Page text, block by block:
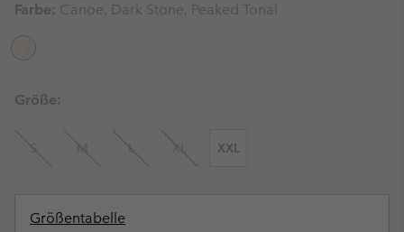
Farbe: Canoe, Dark Stone, Peaked Tonal
Größe:
S M L XL XXL
Größentabelle